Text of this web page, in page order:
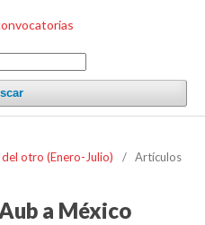
otro (Enero-Julio)
/ Artículos
a México